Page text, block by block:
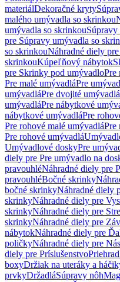
materiálDekoračné kryty
malého umývadla so skrinkou
umývadla so skrinkou
pre Súpravy umývadla so
so skrinkouNáhradné diely
skrinkouKúpeľňový nábytok
pre Skrinky pod umývadloPre
Pre malé umývadláPre
umývadláPre dvojité umývadlá
umývadláPre nábytkové
nábytkové umývadláPre
Pre rohové malé umývadláPre
Pre rohové umývadlá
Umývadlové doskyPre
diely pre Pre umývadlo na
pravouhléNáhradné diely pre
pravouhléBočné skrinky
bočné skrinkyNáhradné diely
skrinkyNáhradné diely pre
skrinkyNáhradné diely pre
skrinkyNáhradné diely pre
nábytokNáhradné diely pre
poličkyNáhradné diely pre
diely pre Príslušenstvo
boxyDržiak na uteráky a
prvkyDržadláSúpravy nôh